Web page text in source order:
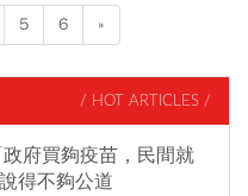
造為高防禦型的「退休定存
的接班美學。
5 6 »
/ HOT ARTICLES /
府買夠疫苗，民間就
得不夠公道